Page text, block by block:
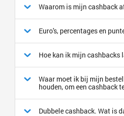
Waarom is mijn cashback
Euro's, percentages en
Hoe kan ik mijn cashbacks
Waar moet ik bij mijn
houden, om een cashback
Dubbele cashback. Wat is